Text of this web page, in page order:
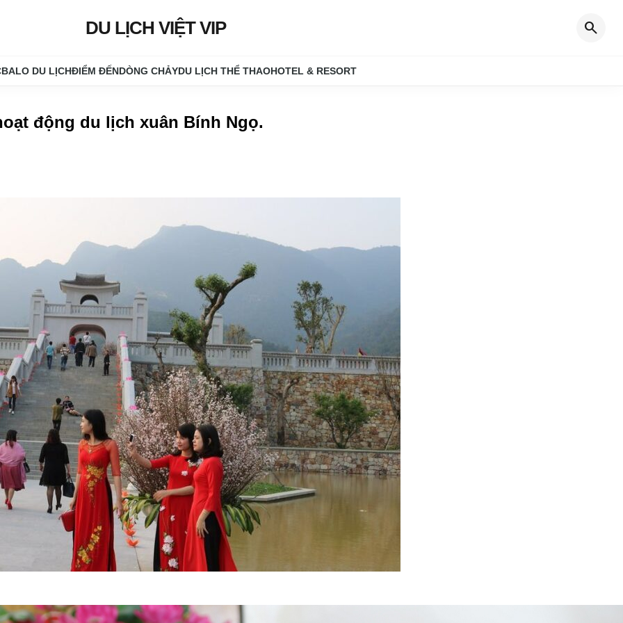
DU LỊCH VIỆT VIP search
BALO DU LỊCHĐIỂM ĐẾN DÒNG CHẢY DU LỊCH THỂ THAO HOTEL & RESORT
động du lịch xuân Bính Ngọ.